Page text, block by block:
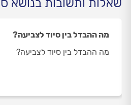
שאלות ותשובות בנושא
מה ההבדל בין סיוד לצביעה?
מה ההבדל בין סיוד לצביעה?